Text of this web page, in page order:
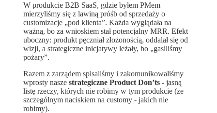
W produkcie B2B SaaS, gdzie byłem PMem
mierzyliśmy się z lawiną próśb od sprzedaży o
customizacje „pod klienta”. Każda wyglądała na
ważną, bo za wnioskiem stał potencjalny MRR. Efekt
uboczny: produkt pęczniał złożonością, oddalał się od
wizji, a strategiczne inicjatywy leżały, bo „gasiliśmy
pożary”.
Razem z zarządem spisaliśmy i zakomunikowaliśmy
wprosty nasze strategiczne Product Don’ts - jasną
listę rzeczy, których nie robimy w tym produkcie (ze
szczególnym naciskiem na customy - jakich nie
robimy).